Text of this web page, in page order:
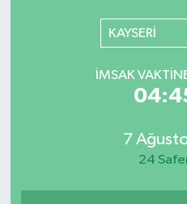
KAYSERİ
İMSAK
7
24